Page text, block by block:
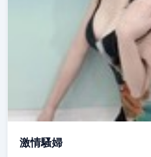
激情騷婦